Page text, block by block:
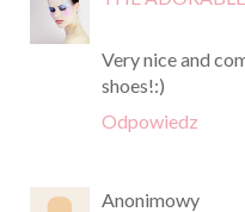
Very nice and
shoes!:)
Odpowiedz
Anonimowy